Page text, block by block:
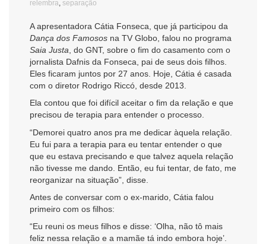
relembra separação
A apresentadora Cátia Fonseca, que já participou da
Dança dos Famosos na TV Globo, falou no programa
Saia Justa , do GNT, sobre o fim do casamento com o
jornalista Dafnis da Fonseca, pai de seus dois filhos.
Eles ficaram juntos por 27 anos. Hoje, Cátia é casada
com o diretor Rodrigo Riccó, desde 2013.
Ela contou que foi difícil aceitar o fim da relação e que
precisou de terapia para entender o processo.
“Demorei quatro anos pra me dedicar àquela relação.
Eu fui para a terapia para eu tentar entender o que
que eu estava precisando e que talvez aquela relação
não tivesse me dando. Então, eu fui tentar, de fato, me
reorganizar na situação”, disse.
Antes de conversar com o ex-marido, Cátia falou
primeiro com os filhos:
“Eu reuni os meus filhos e disse: ‘Olha, não tô mais
feliz nessa relação e a mamãe tá indo embora hoje’.